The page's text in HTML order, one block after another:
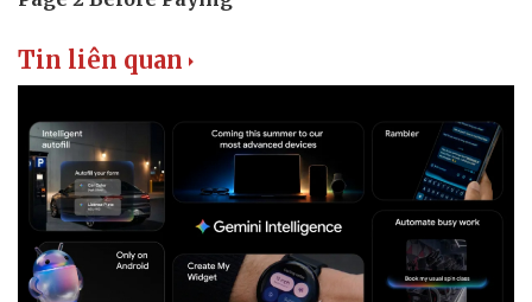
Thể thao
Ô tô - Xe máy
Tin liên quan